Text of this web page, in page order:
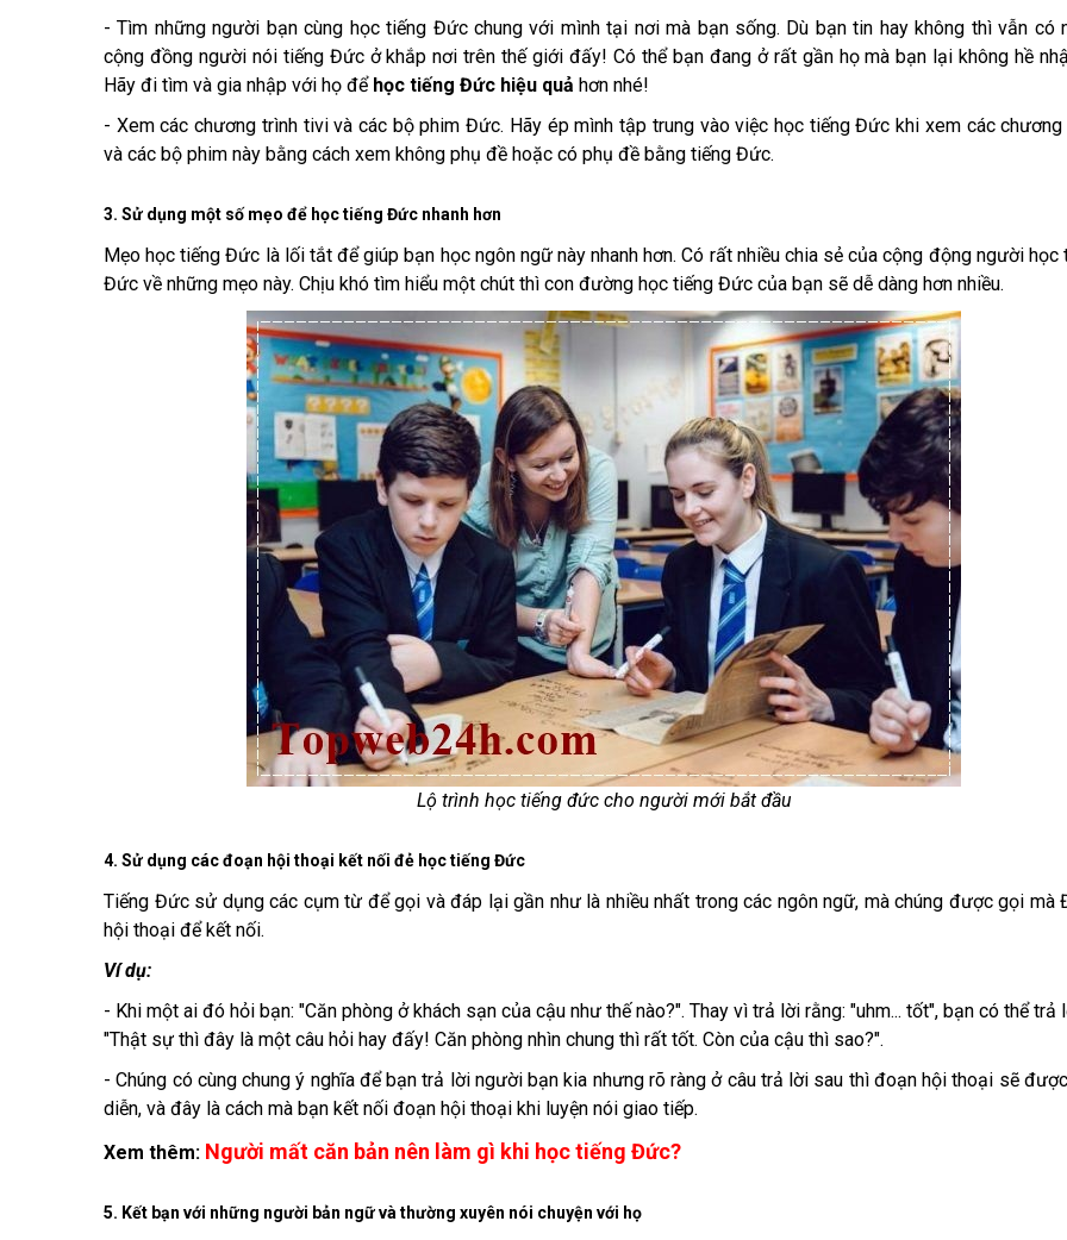
- Tìm những người bạn cùng học tiếng Đức chung với mình tại nơi mà bạn sống. Dù bạn tin hay không thì vẫn có
cộng đồng người nói tiếng Đức ở khắp nơi trên thế giới đấy! Có thể bạn đang ở rất gần họ mà bạn lại không hề
Hãy đi tìm và gia nhập với họ để học tiếng Đức hiệu quả hơn nhé!
- Xem các chương trình tivi và các bộ phim Đức. Hãy ép mình tập trung vào việc học tiếng Đức khi xem các chương
và các bộ phim này bằng cách xem không phụ đề hoặc có phụ đề bằng tiếng Đức.
3. Sử dụng một số mẹo để học tiếng Đức nhanh hơn
Mẹo học tiếng Đức là lối tắt để giúp bạn học ngôn ngữ này nhanh hơn. Có rất nhiều chia sẻ của cộng động người học
Đức về những mẹo này. Chịu khó tìm hiểu một chút thì con đường học tiếng Đức của bạn sẽ dễ dàng hơn nhiều.
Lộ trình học tiếng đức cho người mới bắt đầu
4. Sử dụng các đoạn hội thoại kết nối đẻ học tiếng Đức
Tiếng Đức sử dụng các cụm từ để gọi và đáp lại gần như là nhiều nhất trong các ngôn ngữ, mà chúng được gọi mà
hội thoại để kết nối.
Ví dụ:
- Khi một ai đó hỏi bạn: "Căn phòng ở khách sạn của cậu như thế nào?". Thay vì trả lời rằng: "uhm... tốt", bạn có thể trả
"Thật sự thì đây là một câu hỏi hay đấy! Căn phòng nhìn chung thì rất tốt. Còn của cậu thì sao?".
- Chúng có cùng chung ý nghĩa để bạn trả lời người bạn kia nhưng rõ ràng ở câu trả lời sau thì đoạn hội thoại sẽ
diễn, và đây là cách mà bạn kết nối đoạn hội thoại khi luyện nói giao tiếp.
Xem thêm: Người mất căn bản nên làm gì khi học tiếng Đức?
5. Kết bạn với những người bản ngữ và thường xuyên nói chuyện với họ